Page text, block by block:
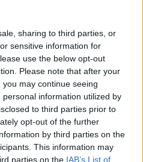
sharing to third parties, or
sensitive information for
use the below opt-out
Please note that after your
may continue seeing
information utilized by
to third parties prior to
opt-out of the further
by third parties on the
This information may
parties on the IAB’s List of
máster”
DIVERSAS